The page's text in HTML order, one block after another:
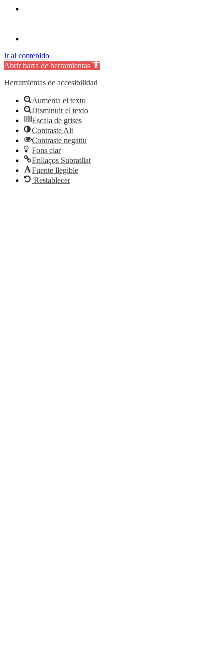
Ir al contenido
Abrir barra de herramientas
Herramientas de accesibilidad
Aumenta el texto
Disminuir el texto
Escala de grises
Contraste Alt
Contraste negatiu
Fons clar
Enllaços Subratllat
Fuente llegible
Restablecer